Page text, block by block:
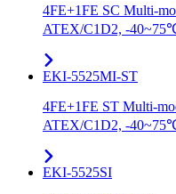
4FE+1FE SC Multi-
ATEX/C1D2, -
EKI-5525MI-ST
4FE+1FE ST Multi-
ATEX/C1D2, -
EKI-5525SI